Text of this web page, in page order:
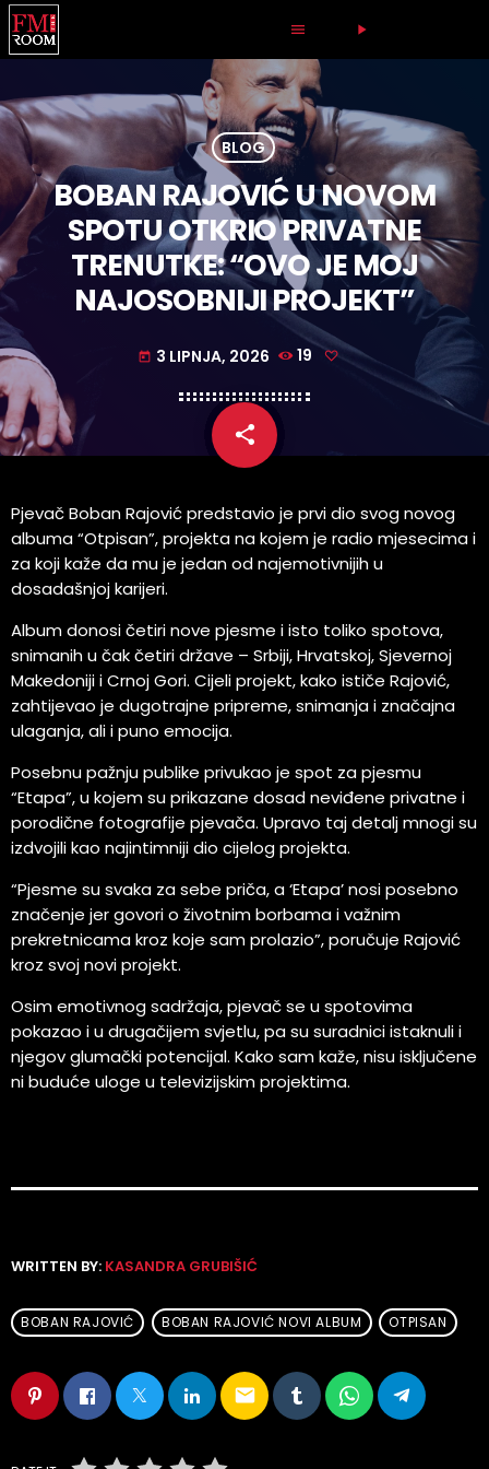
menu play_arrow
BLOG
BOBAN RAJOVIĆ U NOVOM
SPOTU OTKRIO PRIVATNE
TRENUTKE: “OVO JE MOJ
NAJOSOBNIJI PROJEKT”
today 3 LIPNJA, 2026 19
share
email
Pjevač Boban Rajović predstavio je prvi dio svog novog
albuma “Otpisan”, projekta na kojem je radio mjesecima i
za koji kaže da mu je jedan od najemotivnijih u
dosadašnjoj karijeri.
Album donosi četiri nove pjesme i isto toliko spotova,
snimanih u čak četiri države – Srbiji, Hrvatskoj, Sjevernoj
Makedoniji i Crnoj Gori. Cijeli projekt, kako ističe Rajović,
zahtijevao je dugotrajne pripreme, snimanja i značajna
ulaganja, ali i puno emocija.
Posebnu pažnju publike privukao je spot za pjesmu
“Etapa”, u kojem su prikazane dosad neviđene privatne i
porodične fotografije pjevača. Upravo taj detalj mnogi su
izdvojili kao najintimniji dio cijelog projekta.
“Pjesme su svaka za sebe priča, a ‘Etapa’ nosi posebno
značenje jer govori o životnim borbama i važnim
prekretnicama kroz koje sam prolazio”, poručuje Rajović
kroz svoj novi projekt.
Osim emotivnog sadržaja, pjevač se u spotovima
pokazao i u drugačijem svjetlu, pa su suradnici istaknuli i
njegov glumački potencijal. Kako sam kaže, nisu isključene
ni buduće uloge u televizijskim projektima.
WRITTEN BY: KASANDRA GRUBIŠIĆ
BOBAN RAJOVIĆ BOBAN RAJOVIĆ NOVI ALBUM OTPISAN
email